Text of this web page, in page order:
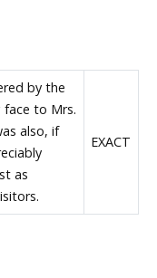
by the
to Mrs.
also, if
as
EXACT